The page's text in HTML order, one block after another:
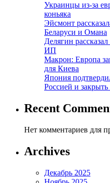
Украинцы из-за
коньяка
Эйсмонт
Беларуси и Омана
Делягин
ИП
Макрон: Европа
для Киева
Япония
Россией и
Recent
Нет комментариев для
Archives
Декабрь 2025